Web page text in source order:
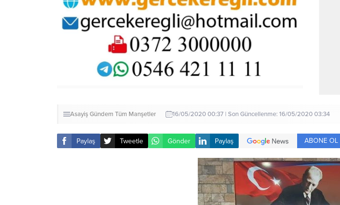
AsayişGündem Tüm Manşetler 16/05/2020 00:37 | Son Güncellenme: 16/05/2020 03:34
Paylaş Tweetle Gönder Paylaş ABONE OL